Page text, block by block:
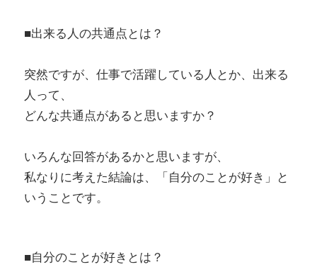
■出来る人の共通点とは？
突然ですが、仕事で活躍している人とか、出来る
人って、
どんな共通点があると思いますか？
いろんな回答があるかと思いますが、
私なりに考えた結論は、「自分のことが好き」と
いうことです。
■自分のことが好きとは？